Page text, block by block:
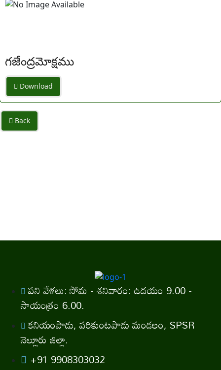
గజేంద్రమోక్షము
Download
Back
పని వేళలు: సోమ - శనివారం: ఉదయం 9.00 -
సాయంత్రం 6.00.
కనియంపాడు, వరికుంటపాడు మండలం, SPSR
నెల్లూరు జిల్లా.
+91 9908303032